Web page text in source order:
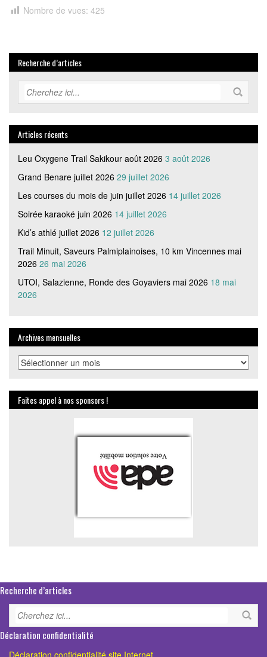
Nombre de vues: 425
Recherche d’articles
Articles récents
Leu Oxygene Trail Sakikour août 2026 3 août 2026
Grand Benare juillet 2026 29 juillet 2026
Les courses du mois de juin juillet 2026 14 juillet 2026
Soirée karaoké juin 2026 14 juillet 2026
Kid’s athlé juillet 2026 12 juillet 2026
Trail Minuit, Saveurs Palmiplainoises, 10 km Vincennes mai
2026 26 mai 2026
UTOI, Salazienne, Ronde des Goyaviers mai 2026 18 mai
2026
Archives mensuelles
Archives
mensuelles
Faites appel à nos sponsors !
Recherche d’articles
Déclaration confidentialité
Déclaration confidentialité site Internet